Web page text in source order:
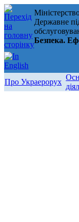
Державне
Безпека.
Про Украерорух